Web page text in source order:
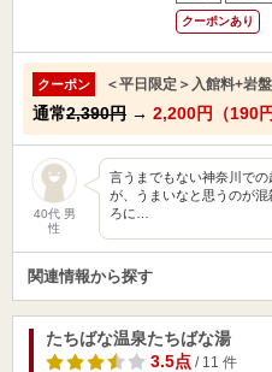
クーポンあり
クーポン ＜平日限定＞入館料+岩
通常2,390円 → 2,200円（190
40代 男
性
言うまでもない神奈川で
が、うまいなと思うのが
ろに…
関連情報から探す
たちばな温泉たちばな湯
3.5点/ 11 件